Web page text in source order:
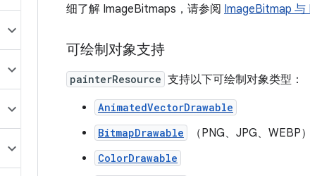
细了解 ImageBitmaps，请参阅 ImageBitmap
可绘制对象支持
painterResource 支持以下可绘制对象类型：
AnimatedVectorDrawable
BitmapDrawable
（PNG、JPG、WEBP）
ColorDrawable